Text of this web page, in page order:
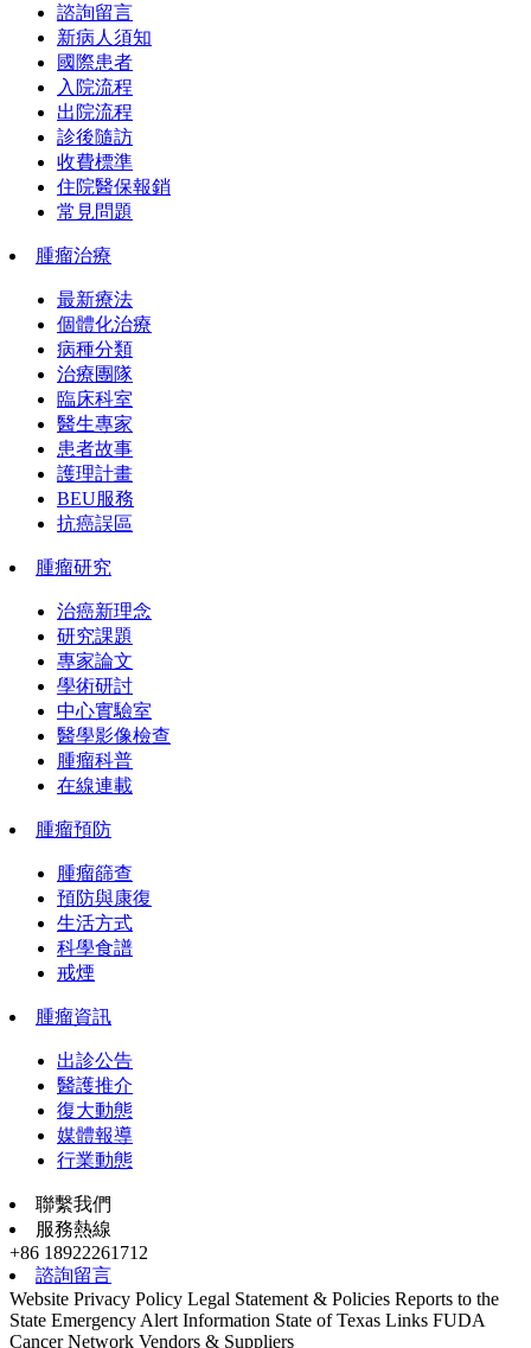
諮詢留言
新病人須知
國際患者
入院流程
出院流程
診後隨訪
收費標準
住院醫保報銷
常見問題
腫瘤治療
最新療法
個體化治療
病種分類
治療團隊
臨床科室
醫生專家
患者故事
護理計畫
BEU服務
抗癌誤區
腫瘤研究
治癌新理念
研究課題
專家論文
學術研討
中心實驗室
醫學影像檢查
腫瘤科普
在線連載
腫瘤預防
腫瘤篩查
預防與康復
生活方式
科學食譜
戒煙
腫瘤資訊
出診公告
醫護推介
復大動態
媒體報導
行業動態
聯繫我們
服務熱線
+86 18922261712
諮詢留言
Website Privacy Policy Legal Statement & Policies Reports to the
State Emergency Alert Information State of Texas Links FUDA
Cancer Network Vendors & Suppliers